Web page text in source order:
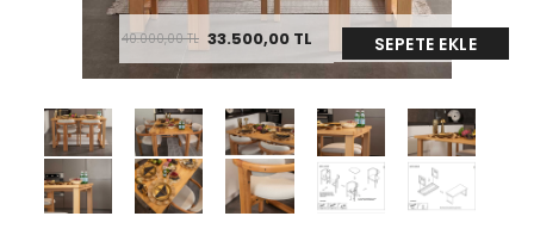
40.000,00TL 33.500,00 TL SEPETE EKLE